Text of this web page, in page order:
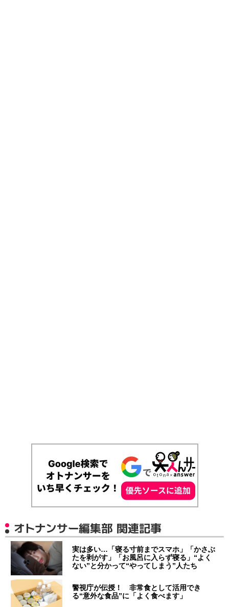
オトナンサー編集部 関連記事
実は多い…「寝る寸前までスマホ」「かさぶ
たを剥がす」「お風呂に入らず寝る」“よく
ない”と分かって“やってしまう”人たち
警視庁が伝授！ 非常食として活用でき
る“意外な食品”に「よく食べます」